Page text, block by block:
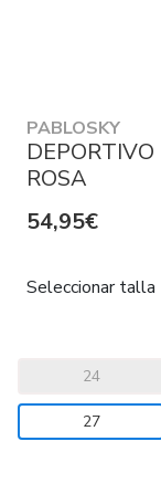
PABLOSKY
ROSA
54,95€
Seleccionar talla
24
27